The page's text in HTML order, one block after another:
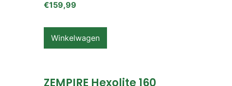
€159,99
Winkelwagen
ZEMPIRE Hexolite 160